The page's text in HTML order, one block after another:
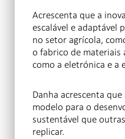
Acrescenta que a
escalável e adaptável
no setor agrícola,
o fabrico de materiais
como a eletrónica e a
Danha acrescenta
modelo para o
sustentável que
replicar.